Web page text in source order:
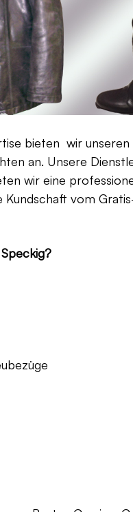
bieten wir
an. Unsere
wir eine
vom